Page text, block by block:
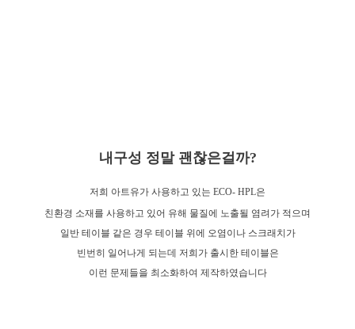
내구성 정말 괜찮은걸까?
저희 아트유가 사용하고 있는 ECO- HPL은
친환경 소재를 사용하고 있어 유해 물질에 노출될 염려가 적으며
일반 테이블 같은 경우 테이블 위에 오염이나 스크래치가
빈번히 일어나게 되는데 저희가 출시한 테이블은
이런 문제들을 최소화하여 제작하였습니다